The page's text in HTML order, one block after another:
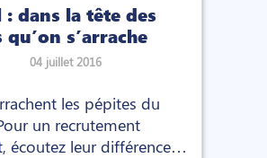
dans la tête des
s’arrache
04 juillet 2016
les pépites du
un recrutement
écoutez leur différence.